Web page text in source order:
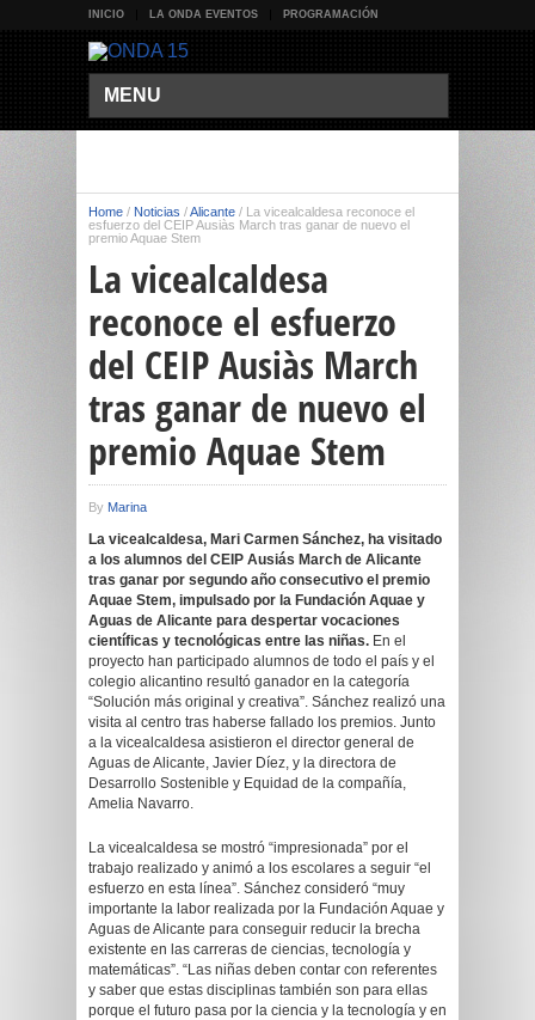
INICIO LA ONDA EVENTOS PROGRAMACIÓN
MENU
Home / Noticias /Alicante / La vicealcaldesa reconoce el
esfuerzo del CEIP Ausiàs March tras ganar de nuevo el
premio Aquae Stem
La vicealcaldesa
reconoce el esfuerzo
del CEIP Ausiàs March
tras ganar de nuevo el
premio Aquae Stem
By Marina
La vicealcaldesa, Mari Carmen Sánchez, ha visitado
a los alumnos del CEIP Ausiás March de Alicante
tras ganar por segundo año consecutivo el premio
Aquae Stem, impulsado por la Fundación Aquae y
Aguas de Alicante para despertar vocaciones
científicas y tecnológicas entre las niñas. En el
proyecto han participado alumnos de todo el país y el
colegio alicantino resultó ganador en la categoría
“Solución más original y creativa”. Sánchez realizó una
visita al centro tras haberse fallado los premios. Junto
a la vicealcaldesa asistieron el director general de
Aguas de Alicante, Javier Díez, y la directora de
Desarrollo Sostenible y Equidad de la compañía,
Amelia Navarro.
La vicealcaldesa se mostró “impresionada” por el
trabajo realizado y animó a los escolares a seguir “el
esfuerzo en esta línea”. Sánchez consideró “muy
importante la labor realizada por la Fundación Aquae y
Aguas de Alicante para conseguir reducir la brecha
existente en las carreras de ciencias, tecnología y
matemáticas”. “Las niñas deben contar con referentes
y saber que estas disciplinas también son para ellas
porque el futuro pasa por la ciencia y la tecnología y en